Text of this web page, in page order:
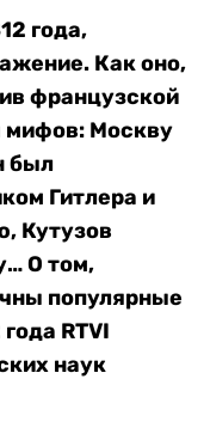
года,
Как оно,
французской
мифов: Москву
был
Гитлера и
Кутузов
О том,
популярные
RTVI
наук